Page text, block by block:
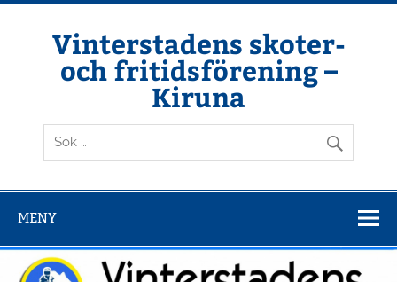
Hoppa
Vinterstadens skoter-
och fritidsförening –
Kiruna
Din ljuslykta i vintermörkret
MENY